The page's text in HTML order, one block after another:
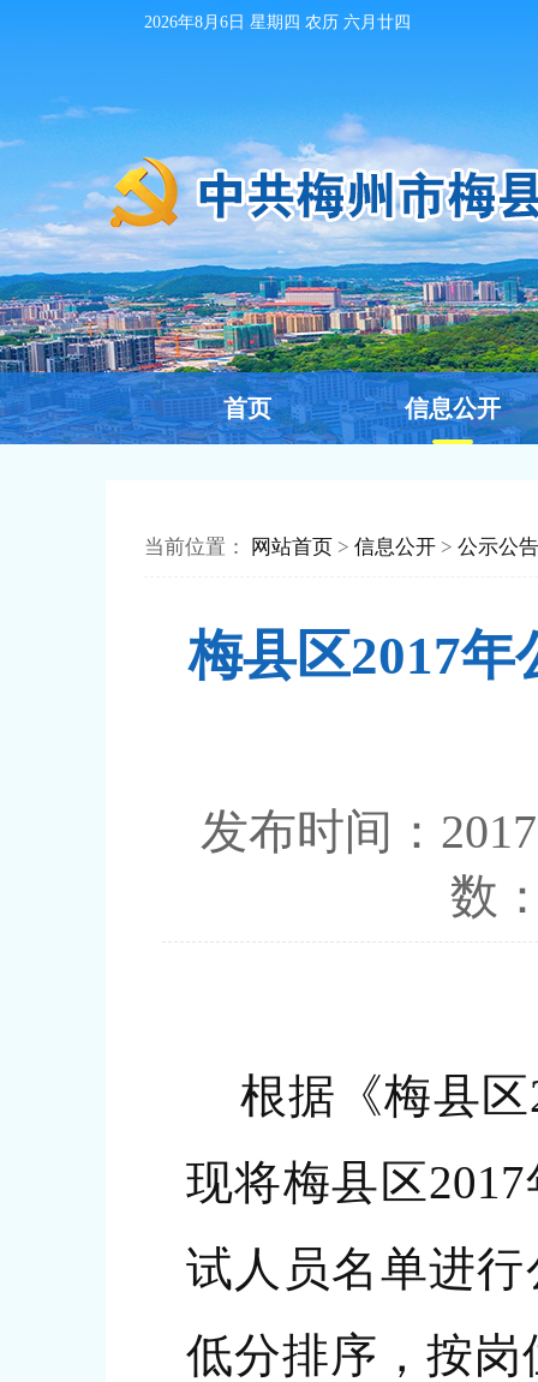
2026年8月6日 星期四 农历 六月廿四
首页 信息公开
当前位置： 网站首页 > 信息公开 > 公示公告
梅县区2017
发布时间：
数
根据《梅县区
现将梅县区
试人员名单进
低分排序，按